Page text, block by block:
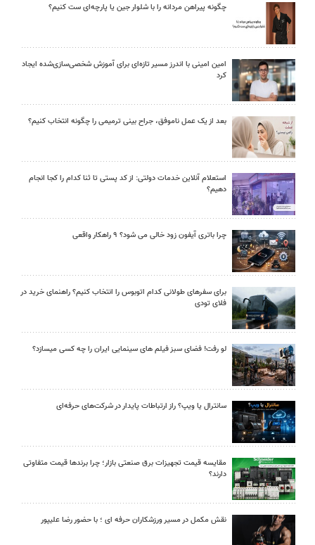
چگونه پیراهن مردانه را با شلوار جین یا پارچه‌ای ست کنیم؟
امین امینی با اندرز مسیر تازه‌ای برای آموزش شخصی‌سازی‌شده ایجاد
کرد
بعد از یک عمل ناموفق، جراح بینی ترمیمی را چگونه انتخاب کنیم؟
استعلام آنلاین خدمات دولتی: از کد پستی تا ثنا کدام را کجا انجام
دهیم؟
چرا باتری آیفون زود خالی می شود؟ ۹ راهکار واقعی
برای سفرهای طولانی کدام اتوبوس را انتخاب کنیم؟ راهنمای خرید در
فلای تودی
لو رفت! فضای سبز فیلم های سینمایی ایران را چه کسی میسازد؟
سانترال یا ویپ؟ راز ارتباطات پایدار در شرکت‌های حرفه‌ای
مقایسه قیمت تجهیزات برق صنعتی بازار؛ چرا برندها قیمت متفاوتی
دارند؟
نقش مکمل در مسیر ورزشکاران حرفه ای ؛ با حضور رضا علیپور